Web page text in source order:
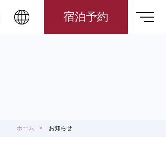
宿泊予約
ホーム お知らせ